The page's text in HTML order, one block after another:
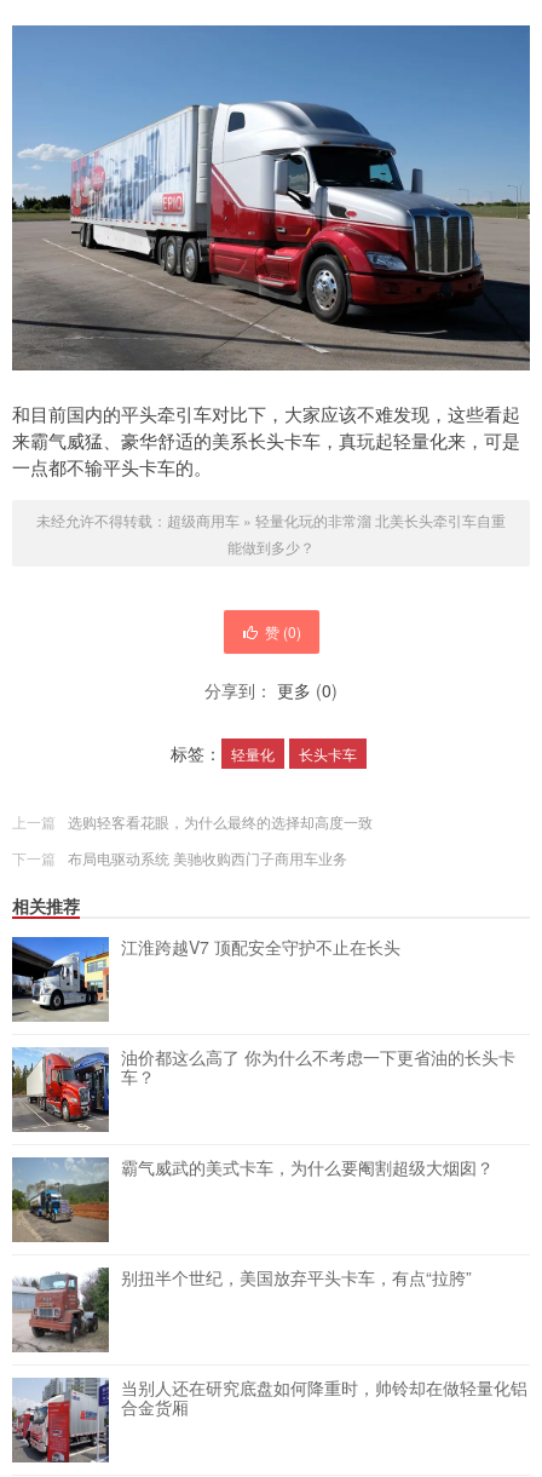
和目前国内的平头牵引车对比下，大家应该不难发现，这些看起
来霸气威猛、豪华舒适的美系长头卡车，真玩起轻量化来，可是
一点都不输平头卡车的。
未经允许不得转载： 超级商用车 » 轻量化玩的非常溜 北美长头牵引车自重
能做到多少？
赞 (0)
分享到： 更多 (0)
标签： 轻量化 长头卡车
上一篇
选购轻客看花眼，为什么最终的选择却高度一致
下一篇
布局电驱动系统 美驰收购西门子商用车业务
相关推荐
江淮跨越V7 顶配安全守护不止在长头
油价都这么高了 你为什么不考虑一下更省油的长头卡
车？
霸气威武的美式卡车，为什么要阉割超级大烟囱？
别扭半个世纪，美国放弃平头卡车，有点“拉胯”
当别人还在研究底盘如何降重时，帅铃却在做轻量化铝
合金货厢